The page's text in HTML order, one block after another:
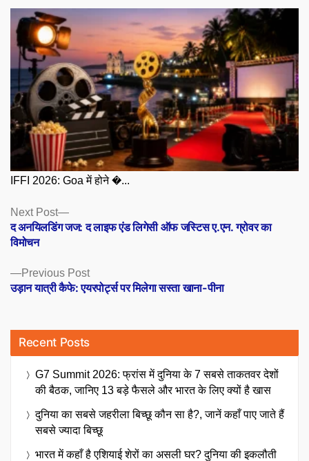
IFFI 2026: Goa में होने �...
Posts
navigation
Previous PostPrevious
post:
उड़ान यात्री कैफे: एयरपोर्ट्स पर मिलेगा सस्ता खाना-पीना
Next Post
Next
post:
द अनयिलडिंग जज: द लाइफ एंड लिगेसी ऑफ जस्टिस ए.एन. ग्रोवर का
विमोचन
Recent Posts
G7 Summit 2026: फ्रांस में दुनिया के 7 सबसे ताकतवर देशों
की बैठक, जानिए 13 बड़े फैसले और भारत के लिए क्यों है खास
दुनिया का सबसे जहरीला बिच्छू कौन सा है?, जानें कहाँ पाए जाते हैं
सबसे ज्यादा बिच्छू
भारत में कहाँ है एशियाई शेरों का असली घर? दुनिया की इकलौती